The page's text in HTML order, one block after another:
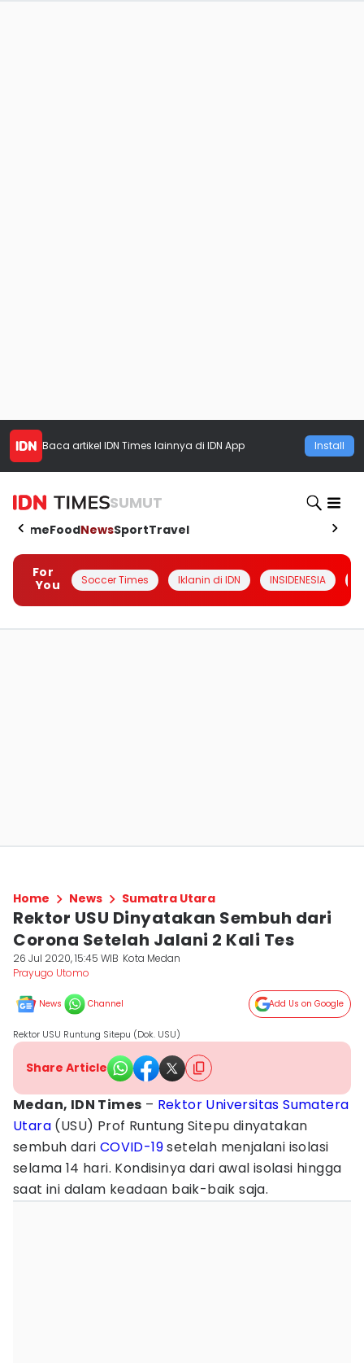
Baca artikel IDN Times lainnya di IDN App Install
SUMUT
HomeFoodNewsSportTravel
For
You
Soccer Times Iklanin di IDN INSIDENESIA
Home News Sumatra Utara
Rektor USU Dinyatakan Sembuh dari
Corona Setelah Jalani 2 Kali Tes
26 Jul 2020, 15:45 WIB Kota Medan
Prayugo Utomo
News Channel Add Us on Google
Rektor USU Runtung Sitepu (Dok. USU)
Share Article
Medan, IDN Times – Rektor Universitas Sumatera
Utara (USU) Prof Runtung Sitepu dinyatakan
sembuh dari COVID-19setelah menjalani isolasi
selama 14 hari. Kondisinya dari awal isolasi hingga
saat ini dalam keadaan baik-baik saja.